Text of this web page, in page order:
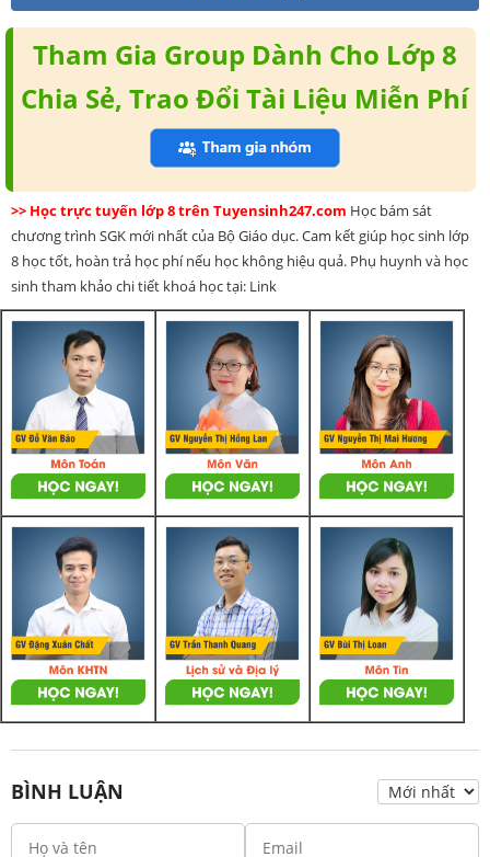
Tham Gia Group Dành Cho Lớp 8
Chia Sẻ, Trao Đổi Tài Liệu Miễn Phí
>> Học trực tuyến lớp 8 trên Tuyensinh247.com Học bám sát
chương trình SGK mới nhất của Bộ Giáo dục. Cam kết giúp học sinh lớp
8 học tốt, hoàn trả học phí nếu học không hiệu quả. Phụ huynh và học
sinh tham khảo chi tiết khoá học tại: Link
BÌNH LUẬN